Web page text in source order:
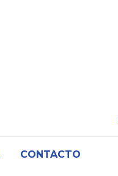
CONTACTO